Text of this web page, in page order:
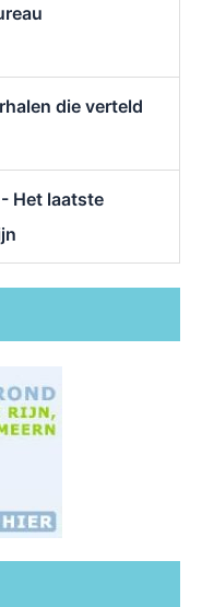
die verteld
Het laatste